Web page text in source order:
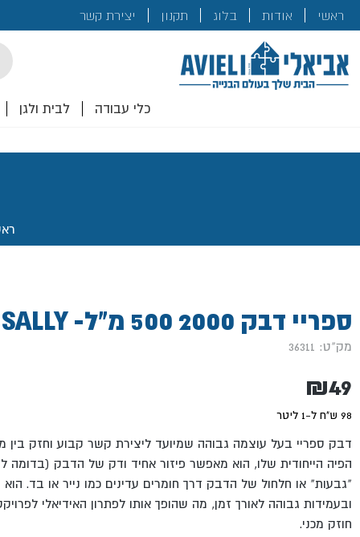
ראשי אודות בלוג תקנון יצירת קשרלכם!
כלי עבודה לבית ולגן
ספריי דבק 2000 500 מ"ל- SALLY
מק"ט: 36311
₪49
98 ש"ח ל-1 ליטר
דבק ספריי בעל עוצמה גבוהה שמיועד ליצירת קשר קבוע וחזק בין
הפיה הייחודית שלו, הוא מאפשר פיזור אחיד ודק של הדבק (בדומה
"גבעות" או חלחול של הדבק דרך חומרים עדינים כמו נייר או בד. הוא
ובעמידות גבוהה לאורך זמן, מה שהופך אותו לפתרון האידיאלי
חוזק מכני.